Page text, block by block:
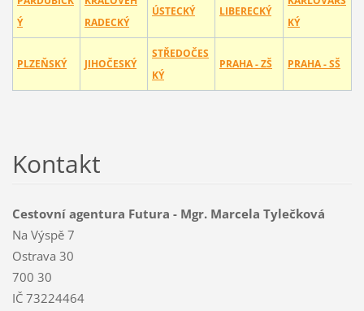
Ý
RADECKÝ
ÚSTECKÝ LIBERECKÝ
KÝ
PLZEŇSKÝ JIHOČESKÝ
STŘEDOČES
KÝ
PRAHA - ZŠ PRAHA - SŠ
Kontakt
Cestovní agentura Futura - Mgr. Marcela Tylečková
Na Výspě 7
Ostrava 30
700 30
IČ 73224464